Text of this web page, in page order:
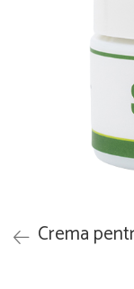
Crema